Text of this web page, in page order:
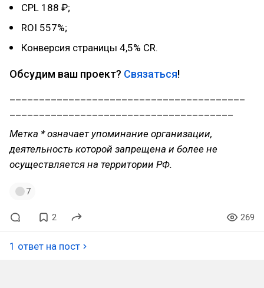
CPL 188 ₽;
ROI 557%;
Конверсия страницы 4,5% CR.
Обсудим ваш проект? Связаться!
Метка * означает упоминание организации,
деятельность которой запрещена и более не
осуществляется на территории РФ.
7
2 269
1 ответ на пост